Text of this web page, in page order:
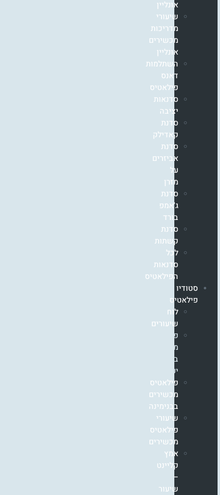
אונליין
שיעורי
מדריכות
מכשירים
אונליין
השתלמות
דאנס
פילאטיס
סדנאות
יציבה
סדנת
קאדילק
סדנת
אביזרים
על
מזרן
סדנת
ג'אמפ
בורד
סדנת
קשתות
לכל
סדנאות
הפילאטיס
סטודיו
פילאטיס
לוח
שיעורים
פילאטיס
מכשירים
בזכרון
יעקב
פילאטיס
מכשירים
בבנימינה
שיעורי
פילאטיס
מכשירים
אמץ
קליינט
–
שיעור